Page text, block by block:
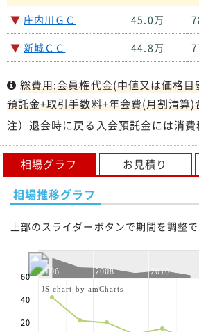
▼ 庄内川ＧＣ 45.0万
▼ 新城ＣＣ 44.8万
総費用:会員権代金(中値又は価格
預託金+取引手数料+年会費(月割清算
注）退会時に戻る入会預託金には消
相場グラフ お見積り
相場推移グラフ
上部のスライダーボタンで期間を調整で
2006 2008 2010
20
40
60
JS chart by amCharts